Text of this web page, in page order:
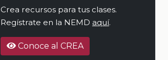
Crea recursos para tus clases.
Regístrate en la NEMD aquí.
Conoce al CREA